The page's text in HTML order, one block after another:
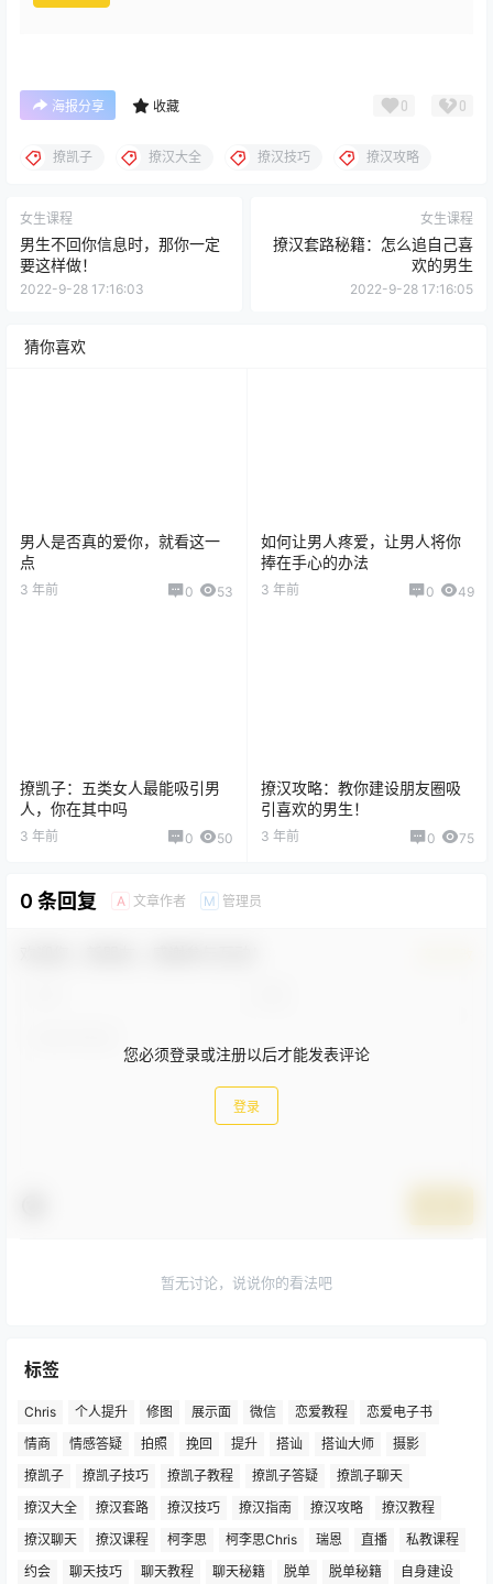
海报分享 收藏 0 0
撩凯子 撩汉大全 撩汉技巧 撩汉攻略
女生课程
男生不回你信息时，那你一定
要这样做！
2022-9-28 17:16:03
女生课程
撩汉套路秘籍：怎么追自己喜
欢的男生
2022-9-28 17:16:05
猜你喜欢
男人是否真的爱你，就看这一
点
3 年前 0 53
如何让男人疼爱，让男人将你
捧在手心的办法
3 年前 0 49
撩凯子：五类女人最能吸引男
人，你在其中吗
3 年前 0 50
撩汉攻略：教你建设朋友圈吸
引喜欢的男生！
3 年前 0 75
0 条回复 A 文章作者 M 管理员
您必须登录或注册以后才能发表评论
登录
暂无讨论，说说你的看法吧
标签
Chris 个人提升 修图 展示面 微信 恋爱教程
恋爱电子书
情商
情感答疑 拍照 挽回 提升 搭讪 搭讪大师
摄影
撩凯子
撩凯子技巧 撩凯子教程 撩凯子答疑
撩凯子聊天
撩汉大全
撩汉套路 撩汉技巧 撩汉指南 撩汉攻略
撩汉教程
撩汉聊天
撩汉课程 柯李思 柯李思Chris 瑞恩 直播
私教课程
约会
聊天技巧 聊天教程 聊天秘籍 脱单 脱单秘籍 自身建设